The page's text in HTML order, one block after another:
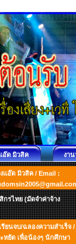
อ๊ด มิวสิค งาน
แอ๊ด มิวสิค / Email :
รไทย (มัดจำค่าจ้าง
ยนจบ/ฉลองความสำเร็จ /
หยัด เพื่อน้องๆ นักศึกษา